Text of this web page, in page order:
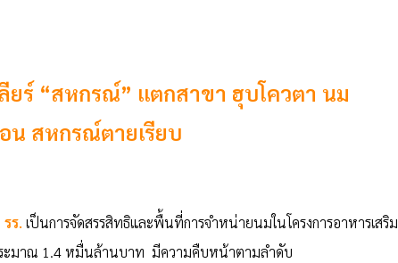
ร์ “สหกรณ์” แตกสาขา ฮุบโควตา นม
น สหกรณ์ตายเรียบ
ร. เป็นการจัดสรรสิทธิและพื้นที่การจำหน่ายนมในโครงการอาหารเสริม
ระมาณ 1.4 หมื่นล้านบาท มีความคืบหน้าตามลำดับ